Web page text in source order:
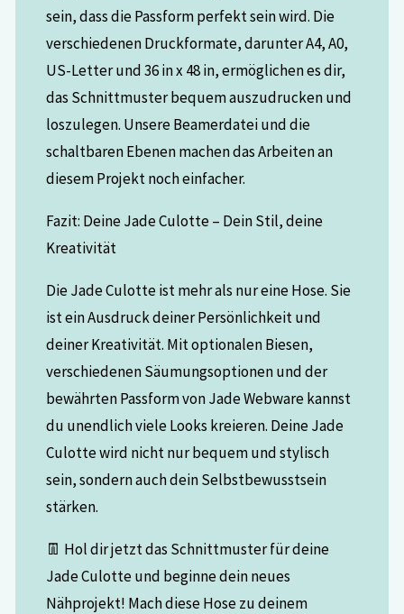
sein, dass die Passform perfekt sein wird. Die
verschiedenen Druckformate, darunter A4, A0,
US-Letter und 36 in x 48 in, ermöglichen es dir,
das Schnittmuster bequem auszudrucken und
loszulegen. Unsere Beamerdatei und die
schaltbaren Ebenen machen das Arbeiten an
diesem Projekt noch einfacher.
Fazit: Deine Jade Culotte – Dein Stil, deine
Kreativität
Die Jade Culotte ist mehr als nur eine Hose. Sie
ist ein Ausdruck deiner Persönlichkeit und
deiner Kreativität. Mit optionalen Biesen,
verschiedenen Säumungsoptionen und der
bewährten Passform von Jade Webware kannst
du unendlich viele Looks kreieren. Deine Jade
Culotte wird nicht nur bequem und stylisch
sein, sondern auch dein Selbstbewusstsein
stärken.
👖 Hol dir jetzt das Schnittmuster für deine
Jade Culotte und beginne dein neues
Nähprojekt! Mach diese Hose zu deinem